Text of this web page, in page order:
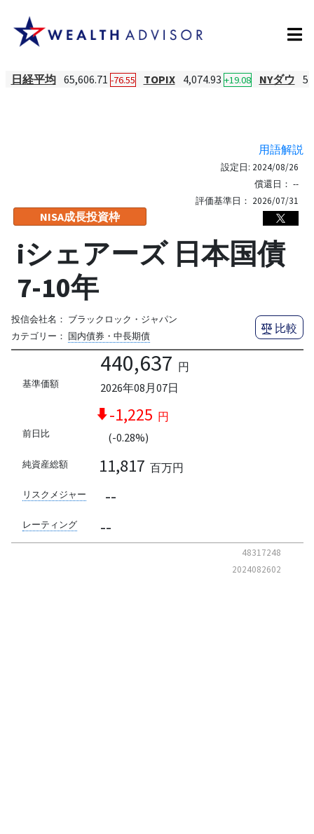
日経平均 65,606.71 -76.55 TOPIX 4,074.93 +19.08 NYダウ
用語解説
NISA成長投資枠
設定日: 2024/08/26
償還日： --
評価基準日： 2026/07/31
iシェアーズ 日本国債
7-10年
投信会社名： ブラックロック・ジャパン
カテゴリー： 国内債券・中長期債
比較
基準価額
440,637 円
2026年08月07日
前日比
-1,225 円
(-0.28%)
純資産総額 11,817 百万円
リスクメジャー --
レーティング --
48317248
2024082602